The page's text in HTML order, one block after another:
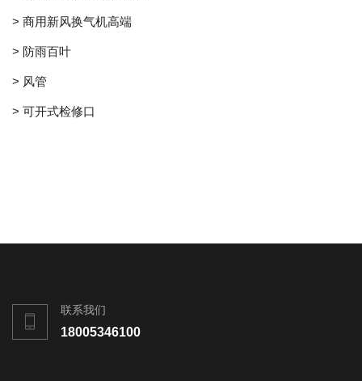
> 商用新风换气机高端
> 防雨百叶
> 风管
> 可开式检修口
联系我们
18005346100